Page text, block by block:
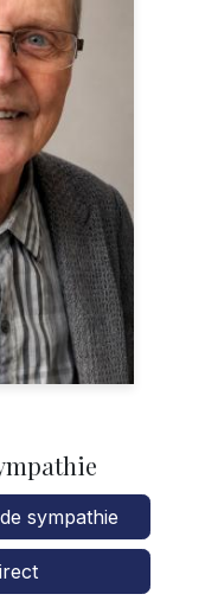
sympathie